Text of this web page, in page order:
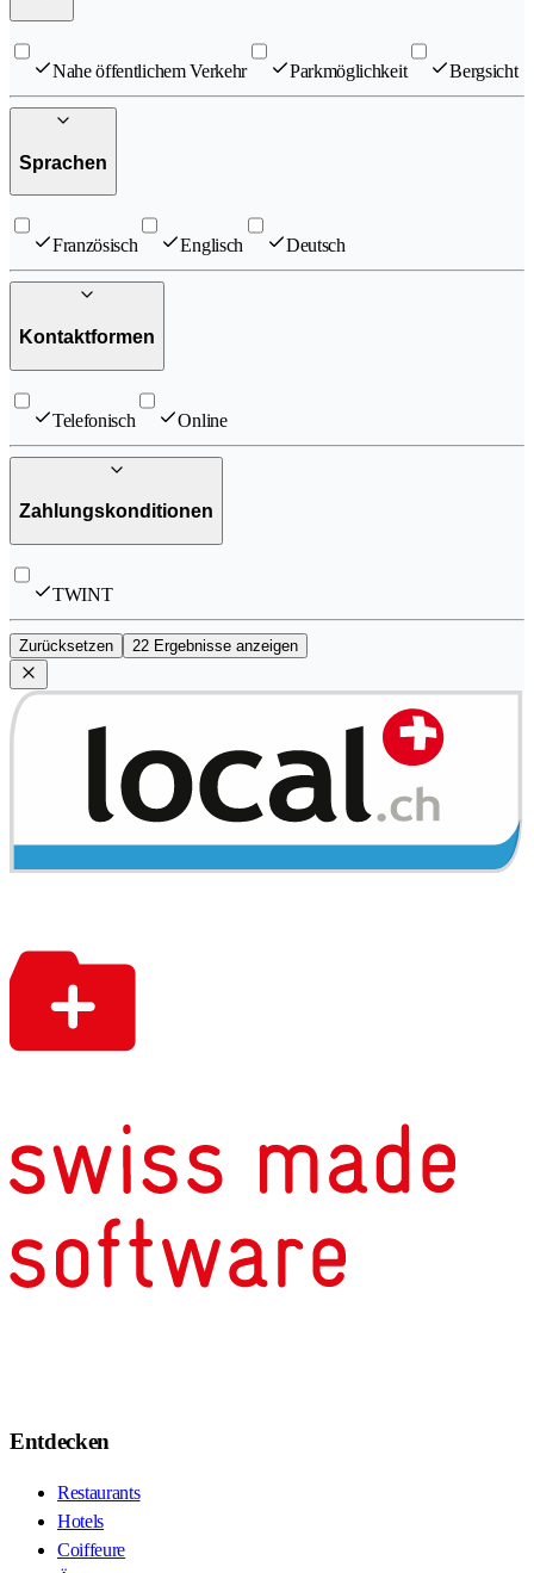
Nahe öffentlichem Verkehr Parkmöglichkeit Bergsicht
Sprachen
Französisch Englisch Deutsch
Kontaktformen
Telefonisch Online
Zahlungskonditionen
TWINT
Zurücksetzen 22 Ergebnisse anzeigen
Entdecken
Restaurants
Hotels
Coiffeure